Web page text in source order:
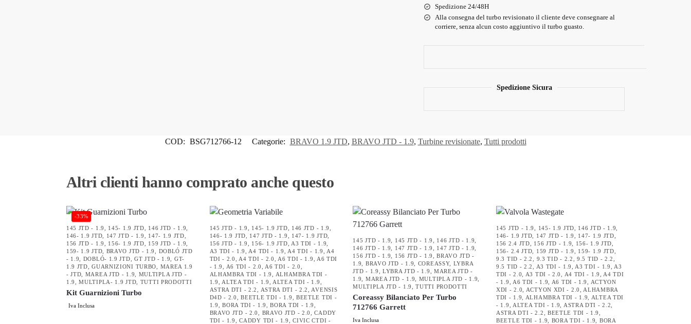
Spedizione 24/48H
Alla consegna del turbo revisionato il cliente deve consegnare al
corriere, senza alcun costo aggiuntivo il turbo guasto.
Spedizione Sicura
COD: BSG712766-12 Categorie: BRAVO 1.9 JTD, BRAVO JTD - 1.9, Turbine revisionate, Tutti prodotti
Altri clienti hanno comprato anche questo
-33%
145 JTD - 1.9
145- 1.9 JTD 146 JTD - 1.9
146- 1.9 JTD
147 JTD - 1.9 147- 1.9 JTD
156 JTD - 1.9
156- 1.9 JTD 159 JTD - 1.9
159- 1.9 JTD
BRAVO JTD - 1.9
DOBLÓ JTD
- 1.9
DOBLÓ- 1.9 JTD GT JTD - 1.9
GT-
1.9 JTD ,GUARNIZIONI TURBO
MAREA 1.9
- JTD
MAREA JTD - 1.9
MULTIPLA JTD -
1.9
,MULTIPLA- 1.9 JTD TUTTI PRODOTTI
Kit Guarnizioni Turbo
Iva Inclusa
145 JTD - 1.9 145- 1.9 JTD 146 JTD - 1.9
146- 1.9 JTD
147 JTD - 1.9 147- 1.9 JTD
156 JTD - 1.9
156- 1.9 JTD A3 TDI - 1.9
A3 TDI - 1.9
A4 TDI - 1.9 A4 TDI - 1.9
A4
TDI - 2.0
A4 TDI - 2.0 A6 TDI - 1.9
A6 TDI
- 1.9
A6 TDI - 2.0 A6 TDI - 2.0
ALHAMBRA TDI - 1.9
ALHAMBRA TDI -
1.9
ALTEA TDI - 1.9 ALTEA TDI - 1.9
ASTRA DTI - 2.2
ASTRA DTI - 2.2
AVENSIS
D4D - 2.0
,BEETLE TDI - 1.9
BEETLE TDI -
1.9
,BORA TDI - 1.9 ,BORA TDI - 1.9
BRAVO JTD - 2.0
BRAVO JTD - 2.0 ,CADDY
TDI - 1.9
,CADDY TDI - 1.9 ,CIVIC CTDI -
145 JTD - 1.9 145 JTD - 1.9 146 JTD - 1.9
146 JTD - 1.9
147 JTD - 1.9 147 JTD - 1.9
156 JTD - 1.9
156 JTD - 1.9 ,BRAVO JTD -
1.9
BRAVO JTD - 1.9 COREASSY, LYBRA
JTD - 1.9
,LYBRA JTD - 1.9
MAREA JTD -
1.9
MAREA JTD - 1.9 MULTIPLA JTD - 1.9
MULTIPLA JTD - 1.9
,TUTTI PRODOTTI
Coreassy Bilanciato Per Turbo
712766 Garrett
Iva Inclusa
145 JTD - 1.9 145- 1.9 JTD 146 JTD - 1.9
146- 1.9 JTD
147 JTD - 1.9 147- 1.9 JTD
156 2.4 JTD
156 JTD - 1.9 156- 1.9 JTD
156- 2.4 JTD
159 JTD - 1.9 159- 1.9 JTD
9.3 TID - 2.2
9.3 TID - 2.2 ,9.5 TID - 2.2
9.5 TID - 2.2
A3 TDI - 1.9 A3 TDI - 1.9
A3
TDI - 2.0
A3 TDI - 2.0 A4 TDI - 1.9
A4 TDI
- 1.9
A6 TDI - 1.9 A6 TDI - 1.9
ACTYON
XDI - 2.0
ACTYON XDI - 2.0
ALHAMBRA
TDI - 1.9
ALHAMBRA TDI - 1.9
ALTEA TDI
- 1.9
ALTEA TDI - 1.9 ASTRA DTI - 2.2
ASTRA DTI - 2.2
BEETLE TDI - 1.9
BEETLE TDI - 1.9
BORA TDI - 1.9
BORA